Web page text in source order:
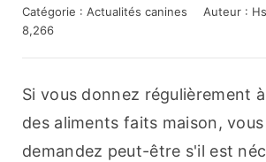
Catégorie : Actualités canines Auteur :
8,266
Si vous donnez régulièrement
des aliments faits maison,
demandez peut-être s'il est